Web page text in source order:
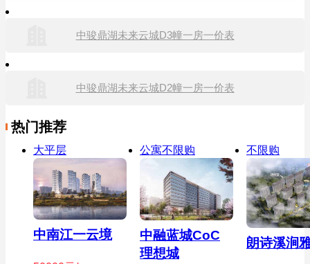
中骏鼎湖未来云城D3幢一房一价表
中骏鼎湖未来云城D2幢一房一价表
热门推荐
大平层
中南江一云境
公寓不限购
中融蓝城CoC
理想城
不限购
朗诗溪涧